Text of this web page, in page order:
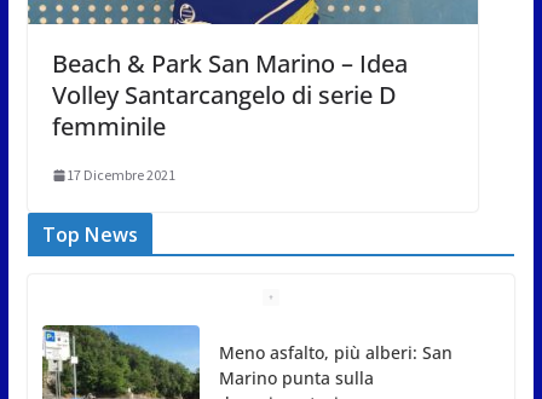
Beach & Park San Marino – Idea
Volley Santarcangelo di serie D
femminile
17 Dicembre 2021
Top News
Meno asfalto, più alberi: San
Marino punta sulla